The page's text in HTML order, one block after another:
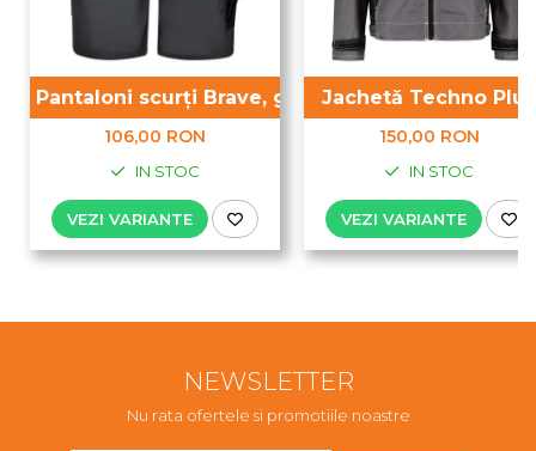
Pantaloni scurți Brave, gri
106,00 RON
IN STOC
VEZI VARIANTE
Jachetă Techno Plus
150,00 RON
IN STOC
VEZI VARIANTE
NEWSLETTER
Nu rata ofertele si promotiile noastre